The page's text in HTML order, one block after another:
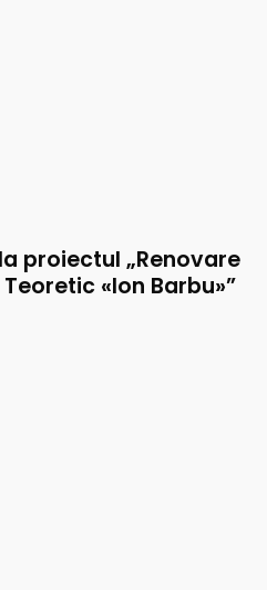
proiectul „Renovare
«Ion Barbu»”